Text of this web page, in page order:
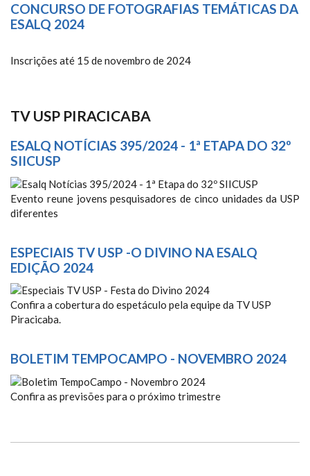
CONCURSO DE FOTOGRAFIAS TEMÁTICAS DA
ESALQ 2024
Inscrições até 15 de novembro de 2024
TV USP PIRACICABA
ESALQ NOTÍCIAS 395/2024 - 1ª ETAPA DO 32º
SIICUSP
ESALQ NOTÍCIAS 395/2024 - 1ª
ETAPA DO 32º SIICUSP
Evento reune jovens pesquisadores de cinco unidades da USP
diferentes
ESPECIAIS TV USP -O DIVINO NA ESALQ
EDIÇÃO 2024
ESPECIAIS TV USP - FESTA DO
DIVINO 2024
Confira a cobertura do espetáculo pela equipe da TV USP
Piracicaba.
BOLETIM TEMPOCAMPO - NOVEMBRO 2024
BOLETIM TEMPOCAMPO -
Confira as previsões para o próximo trimestre